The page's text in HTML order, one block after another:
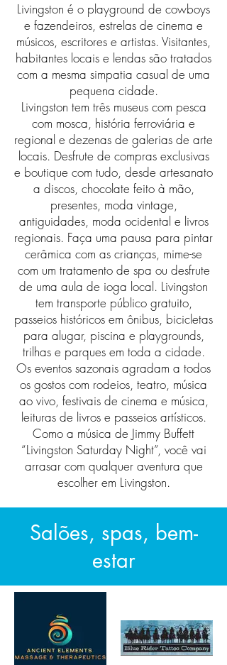
Livingston é o playground de cowboys
e fazendeiros, estrelas de cinema e
músicos, escritores e artistas. Visitantes,
habitantes locais e lendas são tratados
com a mesma simpatia casual de uma
pequena cidade.
Livingston tem três museus com pesca
com mosca, história ferroviária e
regional e dezenas de galerias de arte
locais. Desfrute de compras exclusivas
e boutique com tudo, desde artesanato
a discos, chocolate feito à mão,
presentes, moda vintage,
antiguidades, moda ocidental e livros
regionais. Faça uma pausa para pintar
cerâmica com as crianças, mime-se
com um tratamento de spa ou desfrute
de uma aula de ioga local. Livingston
tem transporte público gratuito,
passeios históricos em ônibus, bicicletas
para alugar, piscina e playgrounds,
trilhas e parques em toda a cidade.
Os eventos sazonais agradam a todos
os gostos com rodeios, teatro, música
ao vivo, festivais de cinema e música,
leituras de livros e passeios artísticos.
Como a música de Jimmy Buffett
“Livingston Saturday Night”, você vai
arrasar com qualquer aventura que
escolher em Livingston.
Salões, spas, bem-
estar